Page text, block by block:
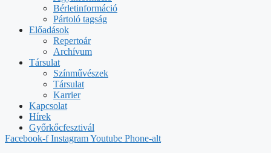
Bérletinformáció
Pártoló tagság
Előadások
Repertoár
Archívum
Társulat
Színművészek
Társulat
Karrier
Kapcsolat
Hírek
Győrkőcfesztivál
Facebook-f InstagramYoutube Phone-alt